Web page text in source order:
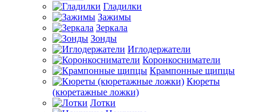
Гладилки
Зажимы
Зеркала
Зонды
Иглодержатели
Коронкосниматели
Крампонные щипцы
Кюреты
(кюретажные ложки)
Лотки